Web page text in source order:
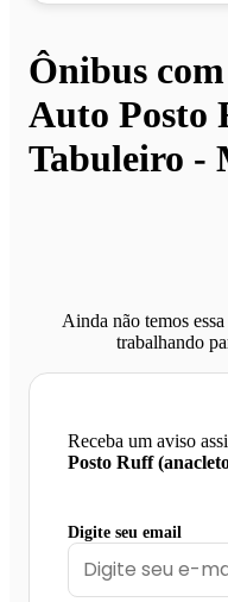
Ônibus
Auto Posto
Tabuleiro -
Ainda não temos
trabalhando
Receba um aviso
Posto Ruff
Digite seu email